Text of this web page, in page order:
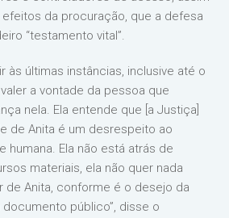
da procuração, que a defesa
“testamento vital”.
às últimas instâncias, inclusive até o
a vontade da pessoa que
nela. Ela entende que [a Justiça]
de Anita é um desrespeito ao
humana. Ela não está atrás de
materiais, ela não quer nada
de Anita, conforme é o desejo da
público”, disse o